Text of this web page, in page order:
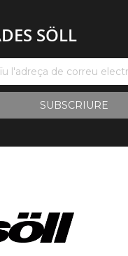
SÖLL
SUBSCRIURE